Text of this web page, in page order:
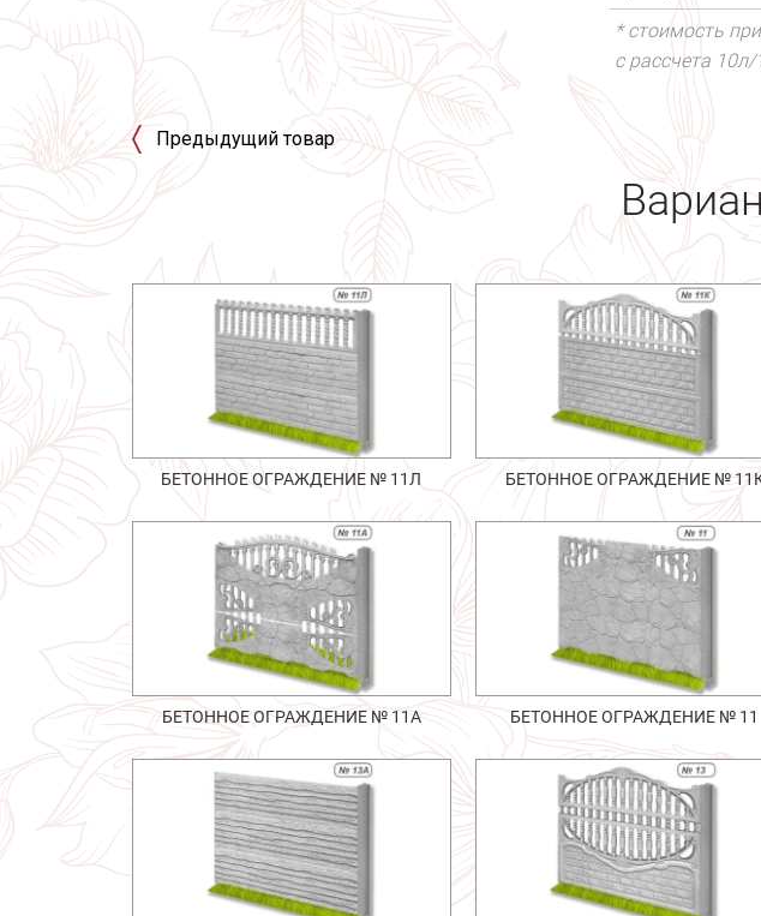
* стоимость
с рассчета
Предыдущий товар
БЕТОННОЕ ОГРАЖДЕНИЕ № 11Л БЕТОННОЕ ОГРАЖДЕНИЕ №
БЕТОННОЕ ОГРАЖДЕНИЕ № 11А БЕТОННОЕ ОГРАЖДЕНИЕ № 11